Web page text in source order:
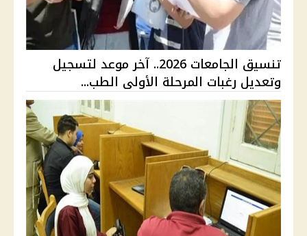
تنسيق الجامعات 2026.. آخر موعد لتسجيل
وتعديل رغبات المرحلة الأولى الطب...